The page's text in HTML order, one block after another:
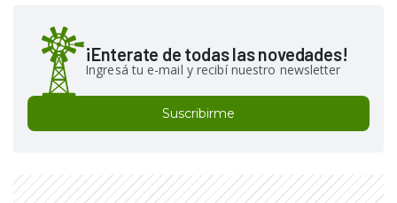
¡Enterate de todas las novedades!
Ingresá tu e-mail y recibí nuestro newsletter
Suscribirme